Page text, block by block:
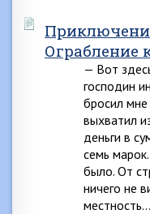
Ограбление
— Вот
господин
бросил
выхватил
деньги в
семь
было. От
ничего не
местность…